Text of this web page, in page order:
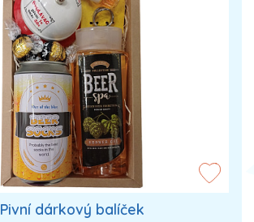
Pivní dárkový balíček